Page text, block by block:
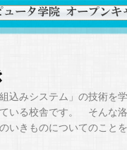
込みシステム」の技術を
いる校舎です。 そんな
いきものについてのこと